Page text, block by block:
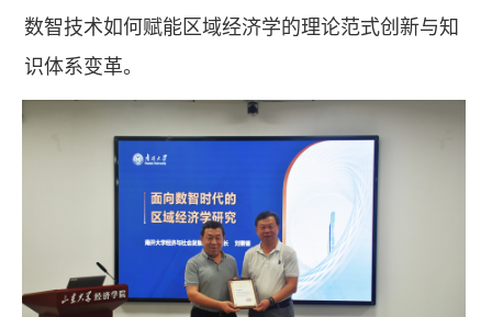
数智技术如何赋能区域经济学的理论范式创新与知
识体系变革。